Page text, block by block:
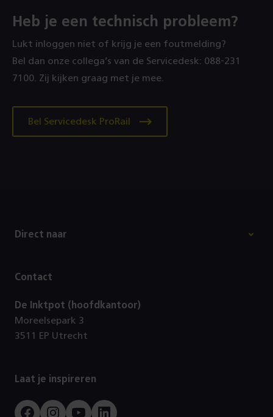
Heb je een technisch probleem?
Lukt inloggen niet of krijg je een foutmelding?
Bel dan onze collega’s van de Servicedesk: 088‑231
7100. Zij kijken graag met je mee.
Bel Servicedesk ProRail
Direct naar
Contact
De Inktpot (hoofdkantoor)
Moreelsepark 3
3511 EP Utrecht
Laat je inspireren